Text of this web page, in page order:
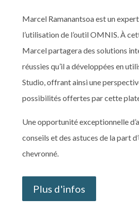
Marcel Ramanantsoa est un
l’utilisation de l’outil OMNIS. À
Marcel partagera des solutions
réussies qu’il a développées en
Studio, offrant ainsi une
possibilités offertes par cette
Une opportunité exceptionnelle
conseils et des astuces de la part
chevronné.
Plus d'infos